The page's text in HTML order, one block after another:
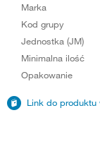
Marka
Kod grupy
Jednostka (JM)
Minimalna ilość
Opakowanie
Link do produktu